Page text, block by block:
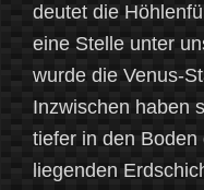
deutet die
eine Stelle unter
wurde die Venus-
Inzwischen haben
tiefer in den
liegenden